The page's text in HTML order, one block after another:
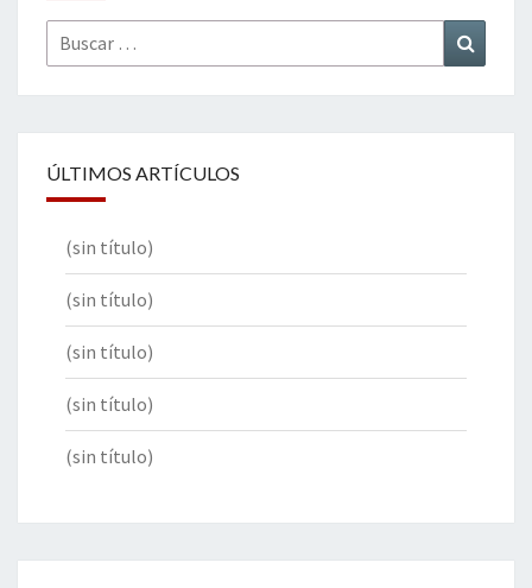
Buscar
por:
ÚLTIMOS ARTÍCULOS
(sin título)
(sin título)
(sin título)
(sin título)
(sin título)